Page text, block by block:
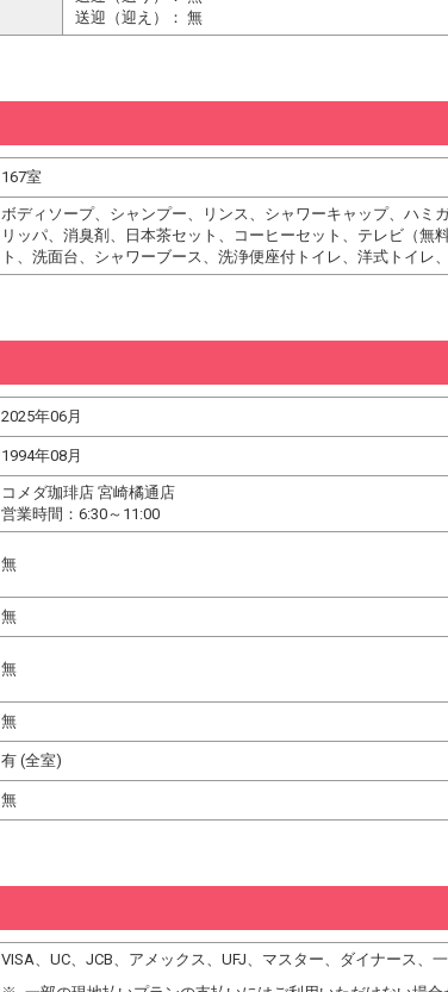
送迎（迎え）： 無
167室
ボディソープ、シャンプー、リンス、シャワーキャップ、ハミ
リッパ、消臭剤、日本茶セット、コーヒーセット、テレビ（
ト、洗面台、シャワーブース、洗浄便座付トイレ、洋式トイレ
2025年06月
1994年08月
コメダ珈琲店 宮崎橘通店
営業時間：6:30～11:00
無
無
無
無
有 (全室)
無
VISA、UC、JCB、アメックス、UFJ、マスター、ダイナース、